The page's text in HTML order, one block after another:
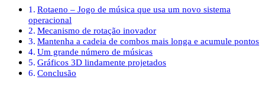
Rotaeno – Jogo de música que usa um novo sistema
operacional
Mecanismo de rotação inovador
Mantenha a cadeia de combos mais longa e acumule pontos
Um grande número de músicas
Gráficos 3D lindamente projetados
Conclusão